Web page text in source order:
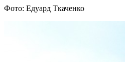
Фото: Едуард Ткаченко